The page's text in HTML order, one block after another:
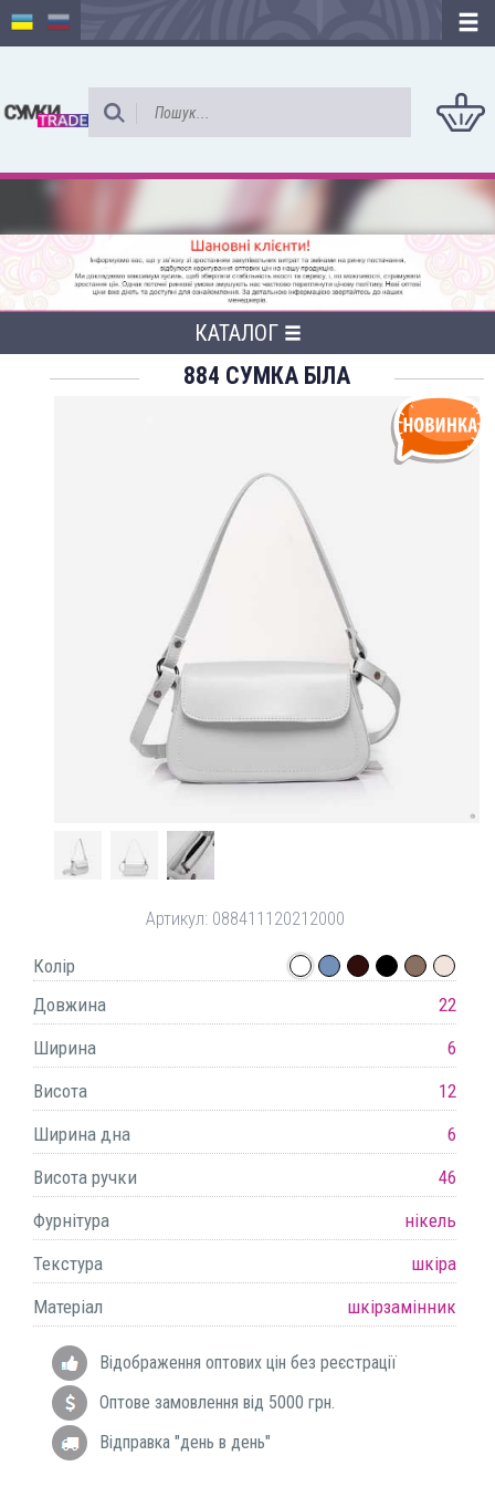
КАТАЛОГ
884 СУМКА БІЛА
Артикул: 088411120212000
Колір
Довжина
22
Ширина
6
Висота
12
Ширина дна
6
Висота ручки
46
Фурнітура
нікель
Текстура
шкіра
Матеріал
шкірзамінник
Відображення оптових цін без реєстрації
Оптове замовлення від 5000 грн.
Відправка "день в день"